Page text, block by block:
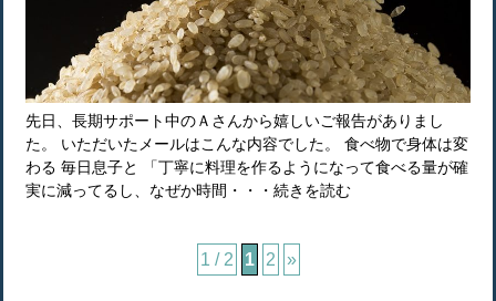
先日、長期サポート中のＡさんから嬉しいご報告がありまし
た。 いただいたメールはこんな内容でした。 食べ物で身体は変
わる 毎日息子と 「丁寧に料理を作るようになって食べる量が確
実に減ってるし、なぜか時間・・・続きを読む
1 / 2 1 2 »